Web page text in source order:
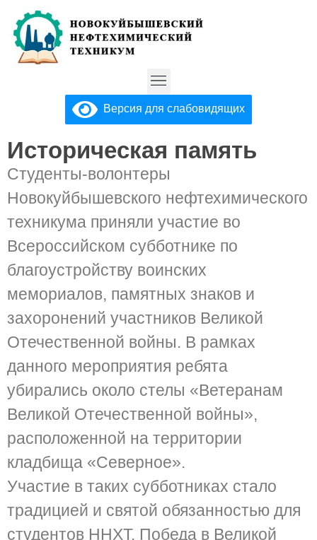
Версия для слабовидящих
Историческая память
Студенты-волонтеры
Новокуйбышевского нефтехимического
техникума приняли участие во
Всероссийском субботнике по
благоустройству воинских
мемориалов, памятных знаков и
захоронений участников Великой
Отечественной войны. В рамках
данного мероприятия ребята
убирались около стелы «Ветеранам
Великой Отечественной войны»,
расположенной на территории
кладбища «Северное».
Участие в таких субботниках стало
традицией и святой обязанностью для
студентов ННХТ. Победа в Великой